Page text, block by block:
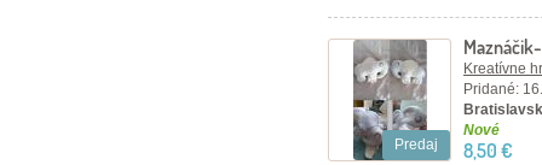
Predaj
Kreatívne
Pridané:
Nové
8,50 €